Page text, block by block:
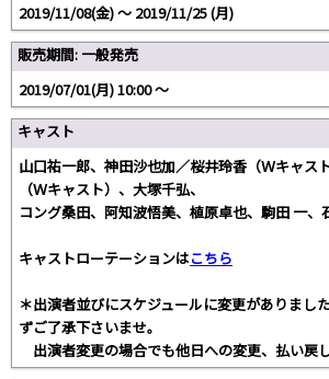
2019/11/08(金) 〜 2019/11/25 (月)
販売期間: 一般発売
2019/07/01(月) 10:00 〜
キャスト
山口祐一郎、神田沙也加／桜井玲香（Ｗキャス
（Ｗキャスト）、大塚千弘、
コング桑田、阿知波悟美、植原卓也、駒田 一、
キャストローテーションはこちら
＊出演者並びにスケジュールに変更がありまし
ずご了承下さいませ。
出演者変更の場合でも他日への変更、払い戻